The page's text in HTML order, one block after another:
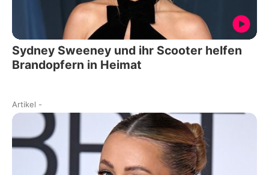
Sydney Sweeney und ihr Scooter helfen
Brandopfern in Heimat
Artikel -